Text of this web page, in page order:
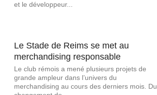
et le développeur...
Le Stade de Reims se met au
merchandising responsable
Le club rémois a mené plusieurs projets de
grande ampleur dans l’univers du
merchandising au cours des derniers mois. Du